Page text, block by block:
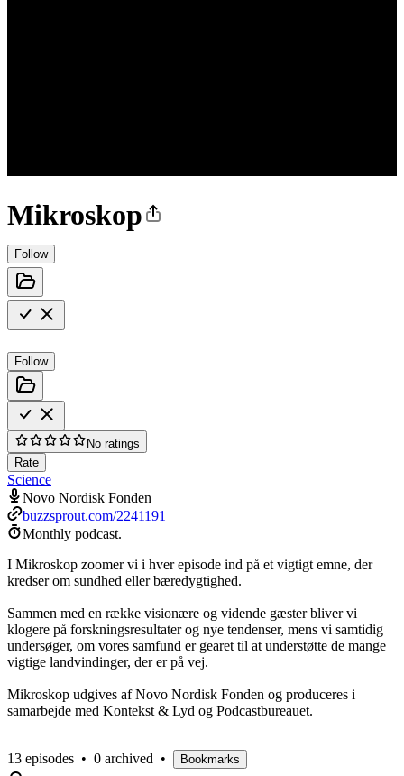
Mikroskop
Follow
Follow
No ratings
Rate
Science
Novo Nordisk Fonden
buzzsprout.com/2241191
Monthly podcast.
I Mikroskop zoomer vi i hver episode ind på et vigtigt emne, der
kredser om sundhed eller bæredygtighed.
Sammen med en række visionære og vidende gæster bliver vi
klogere på forskningsresultater og nye tendenser, mens vi samtidig
undersøger, om vores samfund er gearet til at understøtte de mange
vigtige landvindinger, der er på vej.
Mikroskop udgives af Novo Nordisk Fonden og produceres i
samarbejde med Kontekst & Lyd og Podcastbureauet.
13 episodes • 0 archived • Bookmarks